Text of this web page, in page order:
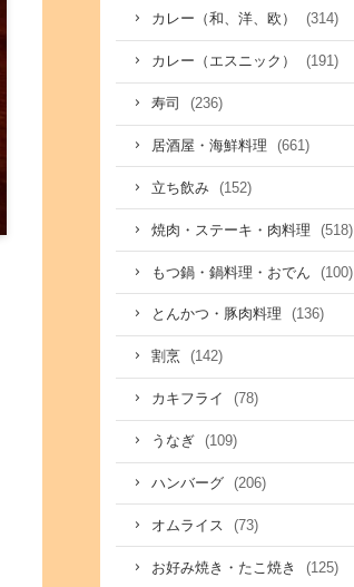
カレー（和、洋、欧） (314)
カレー（エスニック） (191)
寿司 (236)
居酒屋・海鮮料理 (661)
立ち飲み (152)
焼肉・ステーキ・肉料理 (518)
もつ鍋・鍋料理・おでん (100)
とんかつ・豚肉料理 (136)
割烹 (142)
カキフライ (78)
うなぎ (109)
ハンバーグ (206)
オムライス (73)
お好み焼き・たこ焼き (125)